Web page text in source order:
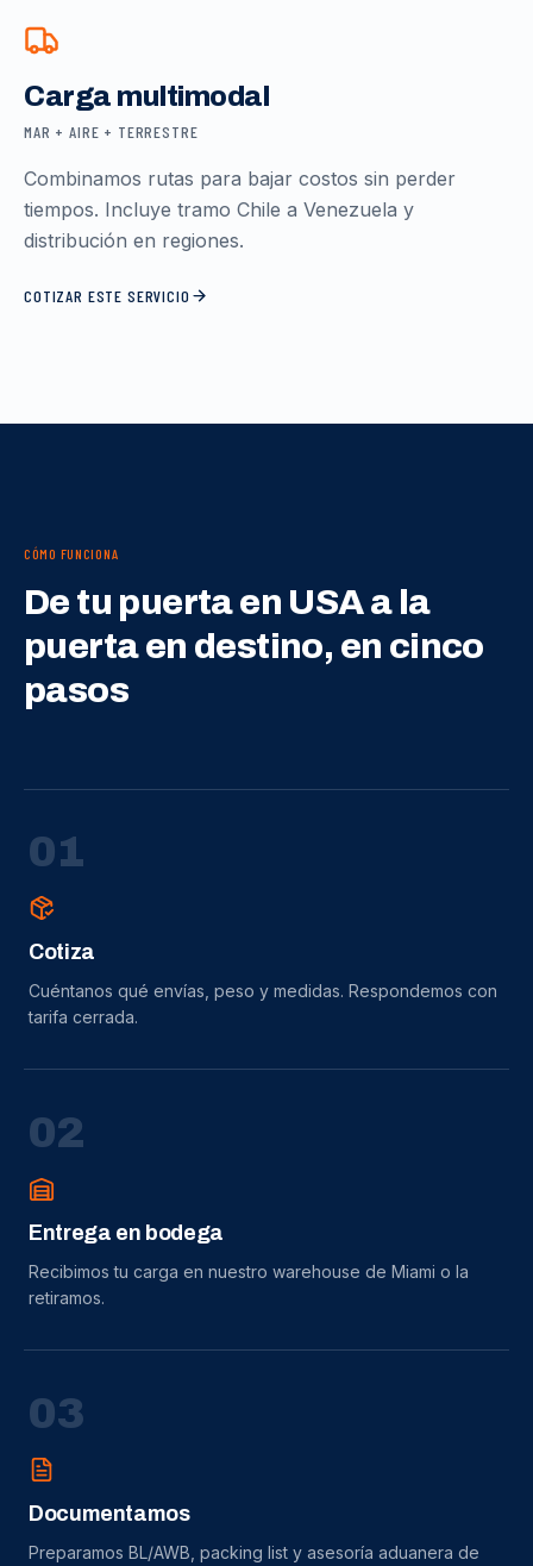
Carga multimodal
MAR + AIRE + TERRESTRE
Combinamos rutas para bajar costos sin perder
tiempos. Incluye tramo Chile a Venezuela y
distribución en regiones.
COTIZAR ESTE SERVICIO
CÓMO FUNCIONA
De tu puerta en USA a la
puerta en destino, en cinco
pasos
01
Cotiza
Cuéntanos qué envías, peso y medidas. Respondemos con
tarifa cerrada.
02
Entrega en bodega
Recibimos tu carga en nuestro warehouse de Miami o la
retiramos.
03
Documentamos
Preparamos BL/AWB, packing list y asesoría aduanera de